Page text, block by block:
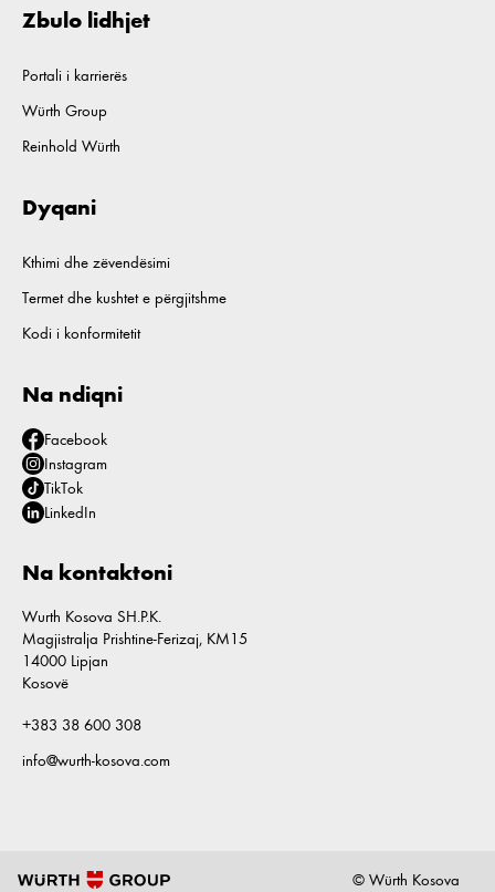
Zbulo lidhjet
Portali i karrierës
Würth Group
Reinhold Würth
Dyqani
Kthimi dhe zëvendësimi
Termet dhe kushtet e përgjitshme
Kodi i konformitetit
Na ndiqni
Facebook
Instagram
TikTok
LinkedIn
Na kontaktoni
Wurth Kosova SH.P.K.
Magjistralja Prishtine-Ferizaj, KM15
14000 Lipjan
Kosovë
+383 38 600 308
info@wurth-kosova.com
© Würth Kosova